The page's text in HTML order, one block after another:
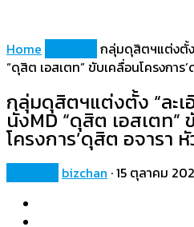
Home
กลุ่มดุสิตฯแต่งตั้ง
“ดุสิต เอสเตท” ขับเคลื่อนโครงการ
กลุ่มดุสิตฯแต่งตั้ง “ละเ
นั่งMD “ดุสิต เอสเตท”
โครงการ’ดุสิต อจารา หั
bizchan ·15 ตุลาคม